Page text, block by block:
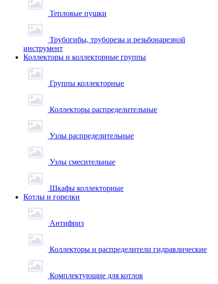
Тепловые пушки
Трубогибы, труборезы и резьбонарезной
инструмент
Коллекторы и коллекторные группы
Группы коллекторные
Коллекторы распределительные
Узлы распределительные
Узлы смесительные
Шкафы коллекторные
Котлы и горелки
Антифриз
Коллекторы и распределители гидравлические
Комплектующие для котлов